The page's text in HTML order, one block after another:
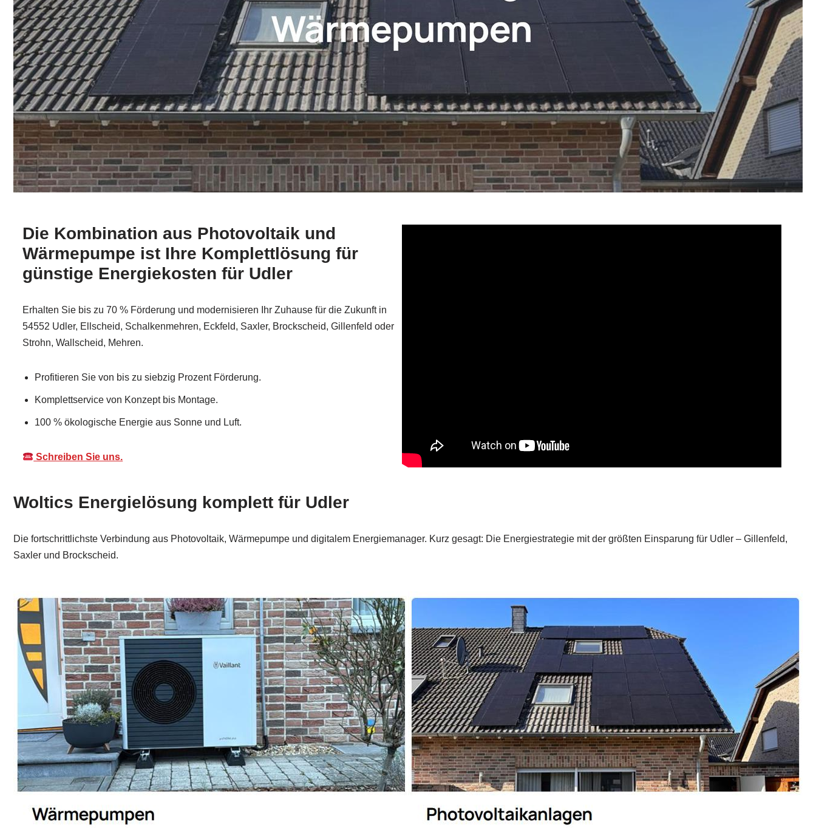
Die Kombination aus Photovoltaik und
Wärmepumpe ist Ihre Komplettlösung für
günstige Energiekosten für Udler
Erhalten Sie bis zu 70 % Förderung und modernisieren Ihr Zuhause für die Zukunft in
54552 Udler, Ellscheid, Schalkenmehren, Eckfeld, Saxler, Brockscheid, Gillenfeld oder
Strohn, Wallscheid, Mehren.
Profitieren Sie von bis zu siebzig Prozent Förderung.
Komplettservice von Konzept bis Montage.
100 % ökologische Energie aus Sonne und Luft.
Schreiben Sie uns.
Woltics Energielösung komplett für Udler
Die fortschrittlichste Verbindung aus Photovoltaik, Wärmepumpe und digitalem Energiemanager. Kurz gesagt: Die Energiestrategie mit der größten Einsparung für Udler – Gillenfeld,
Saxler und Brockscheid.